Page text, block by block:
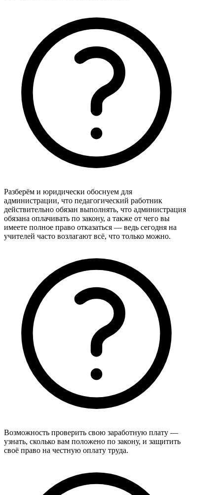
Разберём и юридически обоснуем для
администрации, что педагогический работник
действительно обязан выполнять, что администрация
обязана оплачивать по закону, а также от чего вы
имеете полное право отказаться — ведь сегодня на
учителей часто возлагают всё, что только можно.
Возможность проверить свою заработную плату —
узнать, сколько вам положено по закону, и защитить
своё право на честную оплату труда.